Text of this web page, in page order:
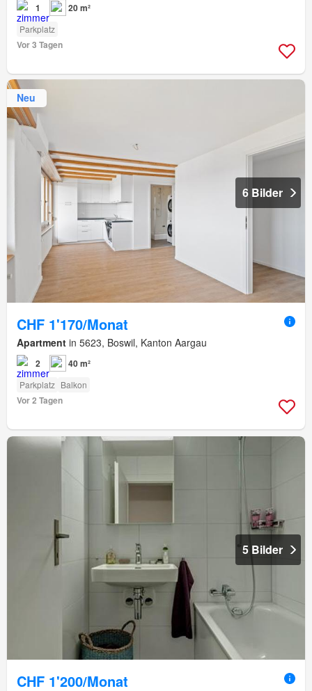
1 20 m²
Parkplatz
Vor 3 Tagen
Neu
6 Bilder
CHF 1'170/Monat
Apartment in 5623, Boswil, Kanton Aargau
2 40 m²
Parkplatz Balkon
Vor 2 Tagen
5 Bilder
CHF 1'200/Monat